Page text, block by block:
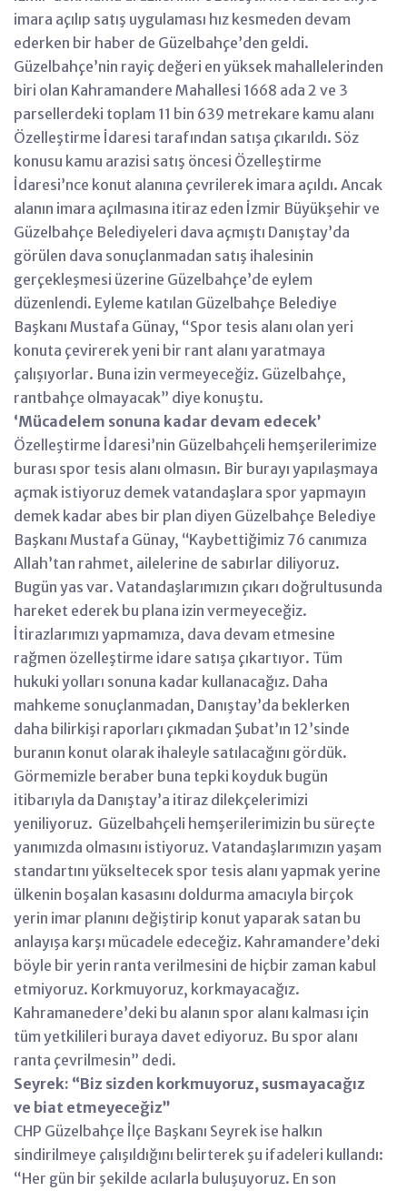
imara açılıp satış uygulaması hız kesmeden devam
ederken bir haber de Güzelbahçe’den geldi.
Güzelbahçe’nin rayiç değeri en yüksek mahallelerinden
biri olan Kahramandere Mahallesi 1668 ada 2 ve 3
parsellerdeki toplam 11 bin 639 metrekare kamu alanı
Özelleştirme İdaresi tarafından satışa çıkarıldı. Söz
konusu kamu arazisi satış öncesi Özelleştirme
İdaresi’nce konut alanına çevrilerek imara açıldı. Ancak
alanın imara açılmasına itiraz eden İzmir Büyükşehir ve
Güzelbahçe Belediyeleri dava açmıştı Danıştay’da
görülen dava sonuçlanmadan satış ihalesinin
gerçekleşmesi üzerine Güzelbahçe’de eylem
düzenlendi. Eyleme katılan Güzelbahçe Belediye
Başkanı Mustafa Günay, “Spor tesis alanı olan yeri
konuta çevirerek yeni bir rant alanı yaratmaya
çalışıyorlar. Buna izin vermeyeceğiz. Güzelbahçe,
rantbahçe olmayacak” diye konuştu.
‘Mücadelem sonuna kadar devam edecek’
Özelleştirme İdaresi’nin Güzelbahçeli hemşerilerimize
burası spor tesis alanı olmasın. Bir burayı yapılaşmaya
açmak istiyoruz demek vatandaşlara spor yapmayın
demek kadar abes bir plan diyen Güzelbahçe Belediye
Başkanı Mustafa Günay, ‘‘Kaybettiğimiz 76 canımıza
Allah’tan rahmet, ailelerine de sabırlar diliyoruz.
Bugün yas var. Vatandaşlarımızın çıkarı doğrultusunda
hareket ederek bu plana izin vermeyeceğiz.
İtirazlarımızı yapmamıza, dava devam etmesine
rağmen özelleştirme idare satışa çıkartıyor. Tüm
hukuki yolları sonuna kadar kullanacağız. Daha
mahkeme sonuçlanmadan, Danıştay’da beklerken
daha bilirkişi raporları çıkmadan Şubat’ın 12’sinde
buranın konut olarak ihaleyle satılacağını gördük.
Görmemizle beraber buna tepki koyduk bugün
itibarıyla da Danıştay’a itiraz dilekçelerimizi
yeniliyoruz. Güzelbahçeli hemşerilerimizin bu süreçte
yanımızda olmasını istiyoruz. Vatandaşlarımızın yaşam
standartını yükseltecek spor tesis alanı yapmak yerine
ülkenin boşalan kasasını doldurma amacıyla birçok
yerin imar planını değiştirip konut yaparak satan bu
anlayışa karşı mücadele edeceğiz. Kahramandere’deki
böyle bir yerin ranta verilmesini de hiçbir zaman kabul
etmiyoruz. Korkmuyoruz, korkmayacağız.
Kahramanedere’deki bu alanın spor alanı kalması için
tüm yetkilileri buraya davet ediyoruz. Bu spor alanı
ranta çevrilmesin” dedi.
Seyrek: “Biz sizden korkmuyoruz, susmayacağız
ve biat etmeyeceğiz”
CHP Güzelbahçe İlçe Başkanı Seyrek ise halkın
sindirilmeye çalışıldığını belirterek şu ifadeleri kullandı:
“Her gün bir şekilde acılarla buluşuyoruz. En son